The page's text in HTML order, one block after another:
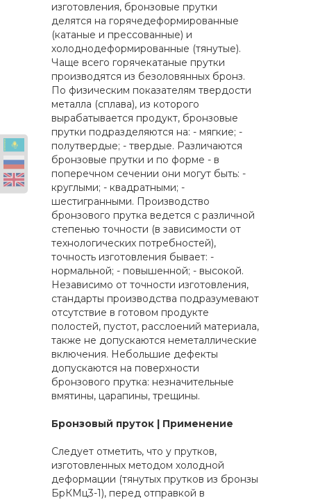
изготовления, бронзовые прутки
делятся на горячедеформированные
(катаные и прессованные) и
холоднодеформированные (тянутые).
Чаще всего горячекатаные прутки
производятся из безоловянных бронз.
По физическим показателям твердости
металла (сплава), из которого
вырабатывается продукт, бронзовые
прутки подразделяются на: - мягкие; -
полутвердые; - твердые. Различаются
бронзовые прутки и по форме - в
поперечном сечении они могут быть: -
круглыми; - квадратными; -
шестигранными. Производство
бронзового прутка ведется с различной
степенью точности (в зависимости от
технологических потребностей),
точность изготовления бывает: -
нормальной; - повышенной; - высокой.
Независимо от точности изготовления,
стандарты производства подразумевают
отсутствие в готовом продукте
полостей, пустот, расслоений материала,
также не допускаются неметаллические
включения. Небольшие дефекты
допускаются на поверхности
бронзового прутка: незначительные
вмятины, царапины, трещины.
Бронзовый пруток | Применение
Следует отметить, что у прутков,
изготовленных методом холодной
деформации (тянутых прутков из бронзы
БрКМц3-1), перед отправкой в